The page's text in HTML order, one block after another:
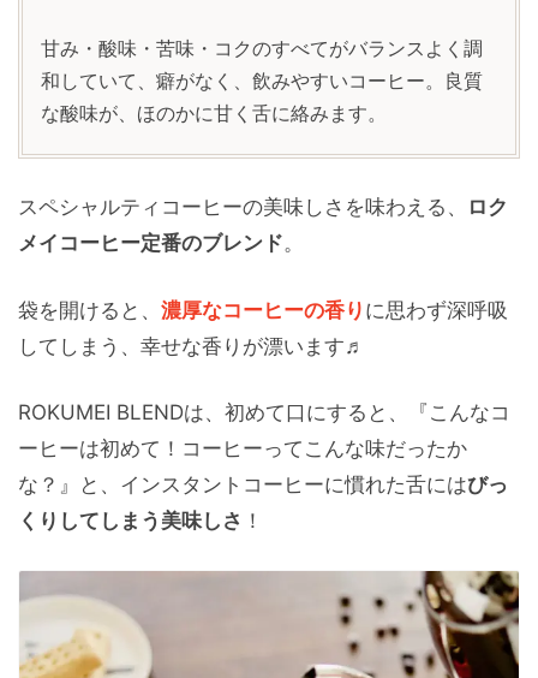
甘み・酸味・苦味・コクのすべてがバランスよく調
和していて、癖がなく、飲みやすいコーヒー。良質
な酸味が、ほのかに甘く舌に絡みます。
スペシャルティコーヒーの美味しさを味わえる、
ロク
メイコーヒー定番のブレンド。
袋を開けると、 濃厚なコーヒーの香り に思わず深呼吸
してしまう、幸せな香りが漂います♬
ROKUMEI BLENDは、初めて口にすると、『こんなコ
ーヒーは初めて！コーヒーってこんな味だったか
な？』と、インスタントコーヒーに慣れた舌にはびっ
くりしてしまう美味しさ ！